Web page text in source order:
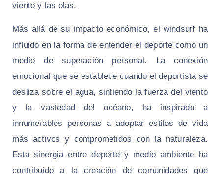
viento y las olas.
Más allá de su impacto económico, el windsurf ha
influido en la forma de entender el deporte como un
medio de superación personal. La conexión
emocional que se establece cuando el deportista se
desliza sobre el agua, sintiendo la fuerza del viento
y la vastedad del océano, ha inspirado a
innumerables personas a adoptar estilos de vida
más activos y comprometidos con la naturaleza.
Esta sinergia entre deporte y medio ambiente ha
contribuido a la creación de comunidades que